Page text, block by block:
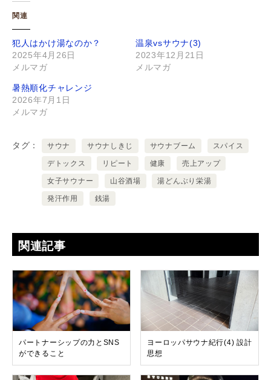
関連
犯人はかけ湯なのか？
2025年4月26日
メルマガ
温泉vsサウナ(3)
2023年12月21日
メルマガ
暑熱順化チャレンジ
2026年7月1日
メルマガ
タグ サウナ サウナしきじ サウナブーム スパイス
デトックス リピート 健康 売上アップ
女子サウナー 山谷酒場 湯どんぶり栄湯
発汗作用 銭湯
関連記事
パートナーシップの力とSNS
ができること
ヨーロッパサウナ紀行(4) 設計
思想